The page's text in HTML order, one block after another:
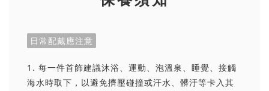
日常配戴應注意
1. 每一件首飾建議沐浴、運動、泡溫泉、睡覺、接觸
海水時取下，以避免擠壓碰撞或汗水、髒汙等卡入其